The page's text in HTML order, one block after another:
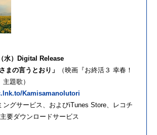
水）Digital Release
まの言うとおり」
（映画『お終活３ 幸春！
題歌）
KamisamanoIutori
グサービス、およびiTunes Store、レコチ
要ダウンロードサービス